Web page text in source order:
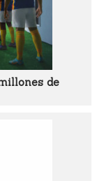
de